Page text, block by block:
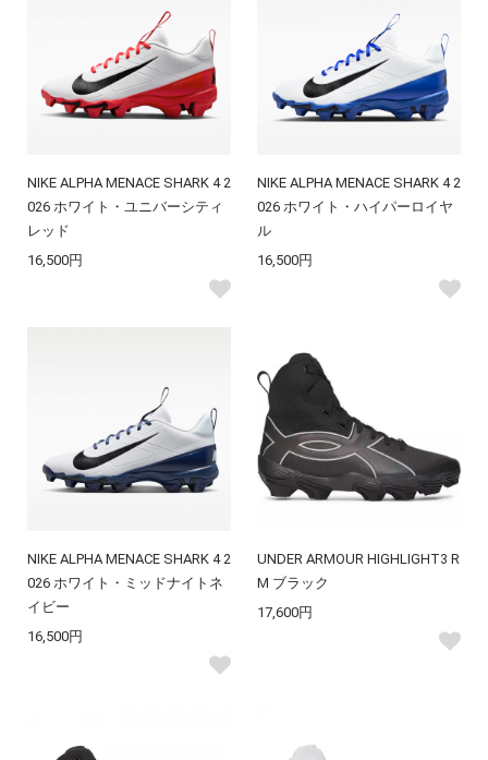
NIKE ALPHA MENACE SHARK 4 2
026 ホワイト・ユニバーシティ
レッド
16,500円
NIKE ALPHA MENACE SHARK 4 2
026 ホワイト・ハイパーロイヤ
ル
16,500円
NIKE ALPHA MENACE SHARK 4 2
026 ホワイト・ミッドナイトネ
イビー
16,500円
UNDER ARMOUR HIGHLIGHT3 R
M ブラック
17,600円